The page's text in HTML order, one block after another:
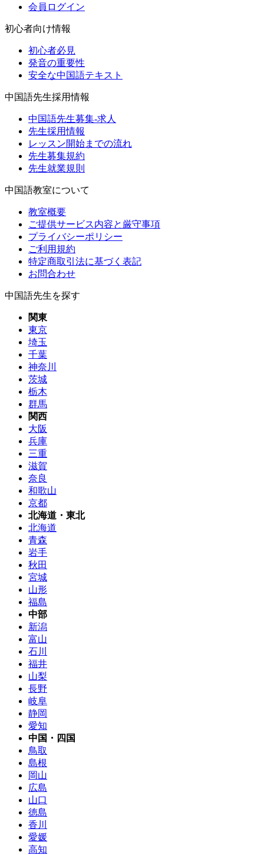
会員ログイン
初心者向け情報
初心者必見
発音の重要性
安全な中国語テキスト
中国語先生採用情報
中国語先生募集-求人
先生採用情報
レッスン開始までの流れ
先生募集規約
先生就業規則
中国語教室について
教室概要
ご提供サービス内容と厳守事項
プライバシーポリシー
ご利用規約
特定商取引法に基づく表記
お問合わせ
中国語先生を探す
関東
東京
埼玉
千葉
神奈川
茨城
栃木
群馬
関西
大阪
兵庫
三重
滋賀
奈良
和歌山
京都
北海道・東北
北海道
青森
岩手
秋田
宮城
山形
福島
中部
新潟
富山
石川
福井
山梨
長野
岐阜
静岡
愛知
中国・四国
鳥取
島根
岡山
広島
山口
徳島
香川
愛媛
高知